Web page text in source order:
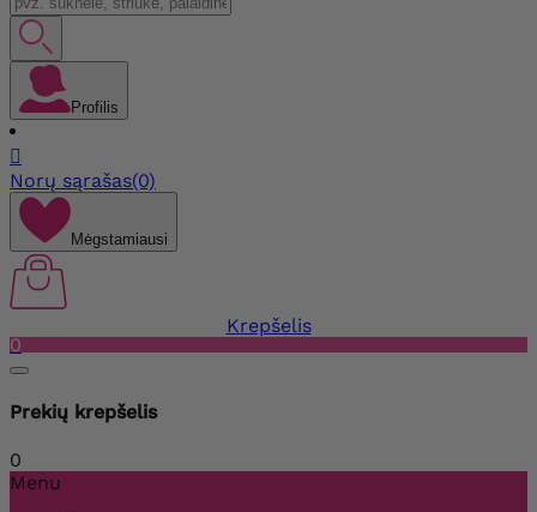
Profilis

Norų sąrašas(0)
Mėgstamiausi
Krepšelis
0
Prekių krepšelis
0
Menu